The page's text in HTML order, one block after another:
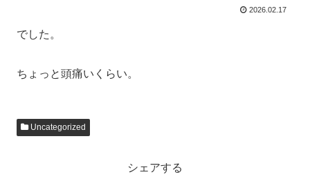
2026.02.17
でした。
ちょっと頭痛いくらい。
Uncategorized
シェアする